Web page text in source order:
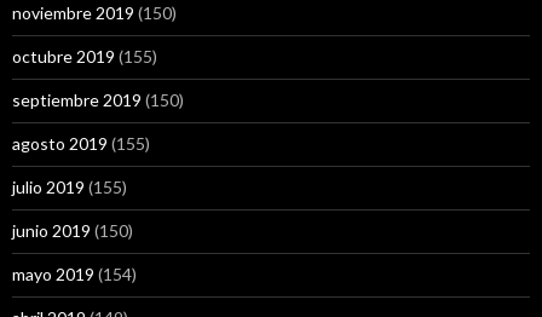
noviembre 2019 (150)
octubre 2019 (155)
septiembre 2019 (150)
agosto 2019 (155)
julio 2019 (155)
junio 2019 (150)
mayo 2019 (154)